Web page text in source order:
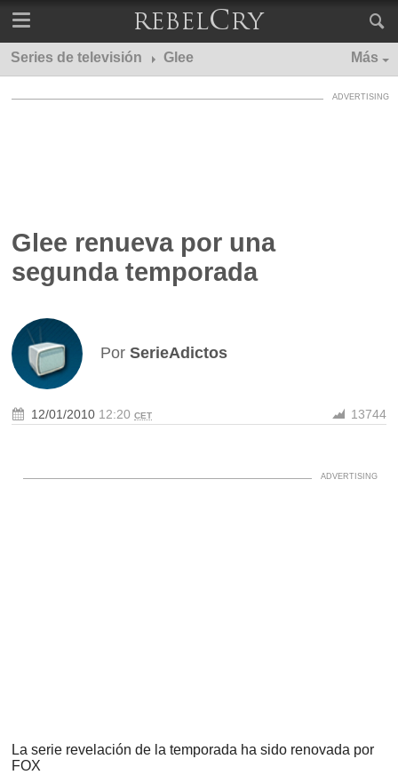
Series de televisión Glee Más
Glee renueva por una
segunda temporada
PorSerieAdictos
12/01/2010 12:20CET 13744
La serie revelación de la temporada ha sido renovada por
FOX